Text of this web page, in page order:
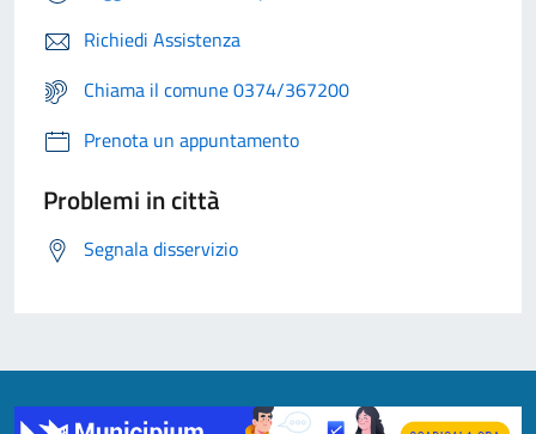
Richiedi Assistenza
Chiama il comune 0374/367200
Prenota un appuntamento
Problemi in città
Segnala disservizio